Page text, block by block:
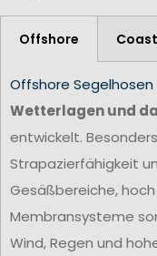
Offshore
Offshore Segelhosen
Wetterlagen und
entwickelt.
Strapazierfähigkeit
Gesäßbereiche,
Membransysteme
Wind, Regen und